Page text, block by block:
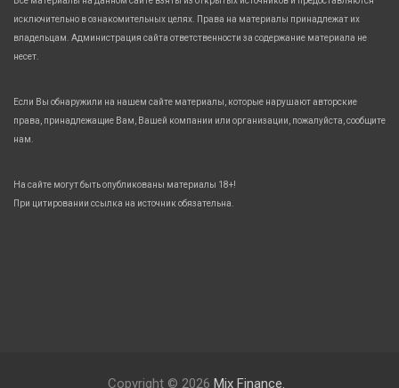
исключительно в ознакомительных целях. Права на материалы принадлежат их
владельцам. Администрация сайта ответственности за содержание материала не
несет.
Если Вы обнаружили на нашем сайте материалы, которые нарушают авторские
права, принадлежащие Вам, Вашей компании или организации, пожалуйста, сообщите
нам.
На сайте могут быть опубликованы материалы 18+!
При цитировании ссылка на источник обязательна.
Copyright © 2026 Mix Finance.